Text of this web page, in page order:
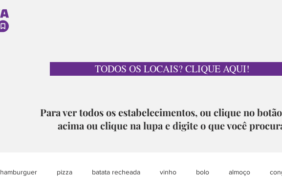
TODOS OS LOCAIS? CLIQUE AQUI!
Para ver todos os estabelecimentos, ou clique no
acima ou clique na lupa e digite o que você
hamburguer pizza batata recheada vinho bolo almoço